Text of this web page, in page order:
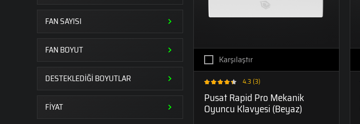
FAN SAYISI
FAN BOYUT
DESTEKLEDİĞİ BOYUTLAR
FİYAT
Karşılaştır
4.3 (3)
Pusat Rapid Pro Mekanik
Oyuncu Klavyesi (Beyaz)